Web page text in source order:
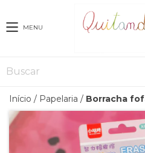
MENU
Início / Papelaria / Borracha